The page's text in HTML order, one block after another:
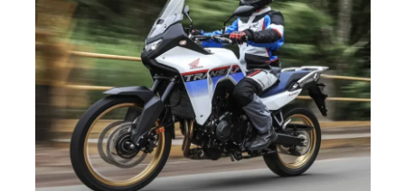
l
e
g
r
a
m
c
e
b
o
o
k
r
e
a
d
s
u
e
s
k
y
p
y
L
i
n
k